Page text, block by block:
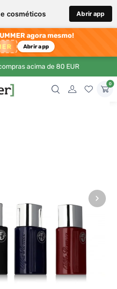
cosméticos Abrir app
agora mesmo!
Abrir app
acima de 80 EUR
0
›